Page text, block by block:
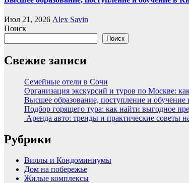
Июл 21, 2026 Alex Savin
Поиск
Поиск
Свежие записи
Семейные отели в Сочи
Организация экскурсий и туров по Москве:
Высшее образование, поступление и обучение
Подбор горящего тура: как найти выгодное
Аренда авто: тренды и практические советы
Рубрики
Виллы и Кондоминиумы
Дом на побережье
Жилые комплексы